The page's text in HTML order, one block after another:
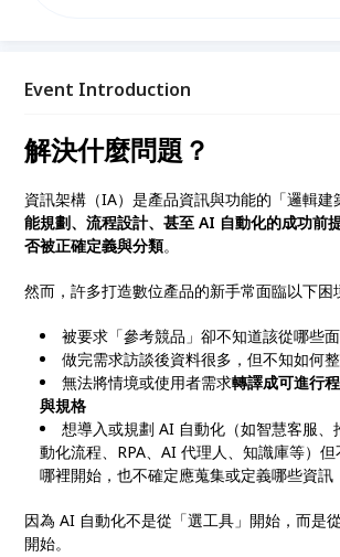
Event Introduction
解決什麼問題？
資訊架構（IA）是產品資訊與功能的「邏輯建
能規劃、流程設計、甚至 AI 自動化的成功前
否被正確定義與分類。
然而，許多打造數位產品的新手常面臨以下困
被要求「參考競品」卻不知道該從哪些
做完需求訪談後資料很多，但不知如何
無法將情境或使用者需求轉譯成可進行
與規格
想導入或規劃 AI 自動化（如智慧客服、
動化流程、RPA、AI 代理人、知識庫等）
哪裡開始，也不確定應蒐集或定義哪些資訊
因為 AI 自動化不是從「選工具」開始，而是
開始。